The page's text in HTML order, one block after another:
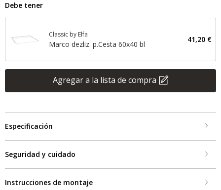
Debe tener
Classic by Elfa
Marco dezliz. p.Cesta 60x40 bl
41,20 €
Agregar a la lista de compra
Especificación
Seguridad y cuidado
Instrucciones de montaje